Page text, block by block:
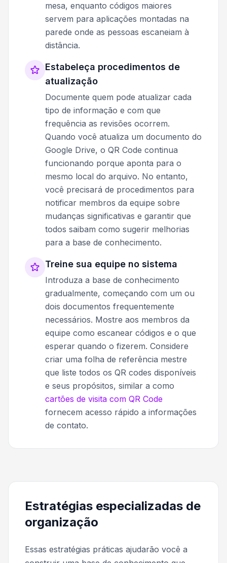
mesa, enquanto códigos maiores
servem para aplicações montadas na
parede onde as pessoas escaneiam à
distância.
Estabeleça procedimentos de
atualização
Documente quem pode atualizar cada
tipo de informação e com que
frequência as revisões ocorrem.
Quando você atualiza um documento do
Google Drive, o QR Code continua
funcionando porque aponta para o
mesmo local do arquivo. No entanto,
você precisará de procedimentos para
notificar membros da equipe sobre
mudanças significativas e garantir que
todos saibam como sugerir melhorias
para a base de conhecimento.
Treine sua equipe no sistema
Introduza a base de conhecimento
gradualmente, começando com um ou
dois documentos frequentemente
necessários. Mostre aos membros da
equipe como escanear códigos e o que
esperar quando o fizerem. Considere
criar uma folha de referência mestre
que liste todos os QR codes disponíveis
e seus propósitos, similar a como
cartões de visita com QR Code
fornecem acesso rápido a informações
de contato.
Estratégias especializadas de
organização
Essas estratégias práticas ajudarão você a